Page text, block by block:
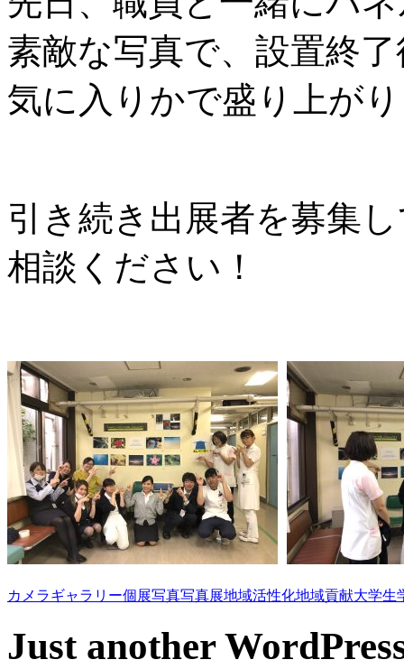
素敵な写真で、設置終
気に入りかで盛り上が
引き続き出展者を募集
相談ください！
カメラギャラリー個展写真写真展地域活性化地域貢献大学生
Just another